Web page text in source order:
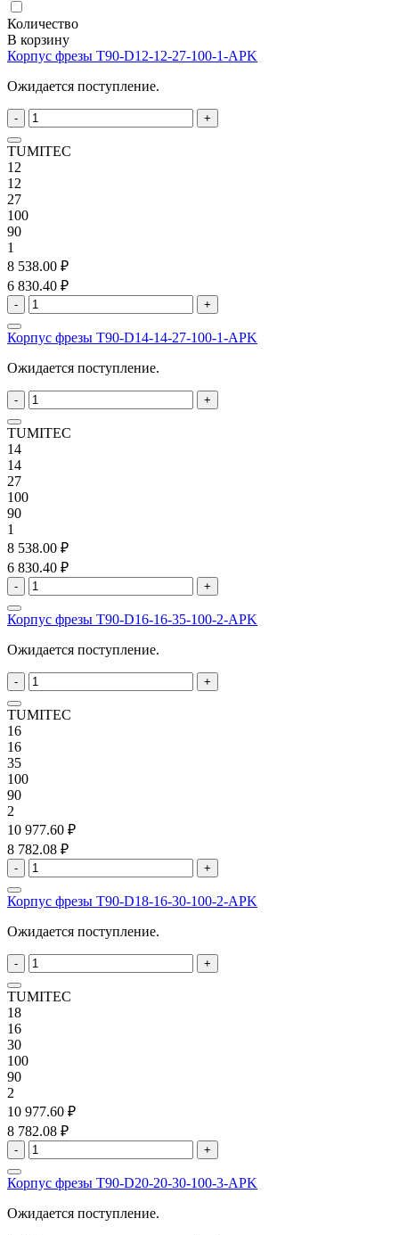
Количество
В корзину
Корпус фрезы T90-D12-12-27-100-1-APK
Ожидается поступление.
- +
TUMITEC
12
12
27
100
90
1
8 538.00 ₽
6 830.40 ₽
- +
Корпус фрезы T90-D14-14-27-100-1-APK
Ожидается поступление.
- +
TUMITEC
14
14
27
100
90
1
8 538.00 ₽
6 830.40 ₽
- +
Корпус фрезы T90-D16-16-35-100-2-APK
Ожидается поступление.
- +
TUMITEC
16
16
35
100
90
2
10 977.60 ₽
8 782.08 ₽
- +
Корпус фрезы T90-D18-16-30-100-2-APK
Ожидается поступление.
- +
TUMITEC
18
16
30
100
90
2
10 977.60 ₽
8 782.08 ₽
- +
Корпус фрезы T90-D20-20-30-100-3-APK
Ожидается поступление.